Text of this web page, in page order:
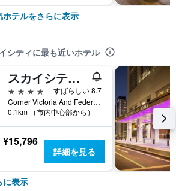
テルをさらに表示
シティに最も近いホテル
スカイシティ ホテル
4つ星
すばらしい 8.7
Corner Victoria And Federal Streets, オークランド, ニュージーランド
0.1km （市内中心部から）
¥15,796
詳細を見る
に表示